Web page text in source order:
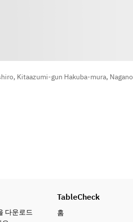
Kitaazumi-gun Hakuba-mura, Nagano
다운로드
TableCheck
홈